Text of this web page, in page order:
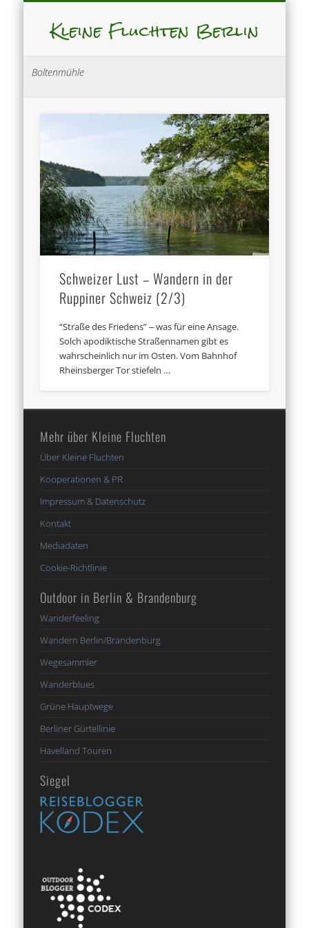
Kleine Fluchten Berlin
Boltenmühle
Schweizer Lust – Wandern in der
Ruppiner Schweiz (2/3)
“Straße des Friedens” ‒ was für eine Ansage.
Solch apodiktische Straßennamen gibt es
wahrscheinlich nur im Osten. Vom Bahnhof
Rheinsberger Tor stiefeln …
Mehr über Kleine Fluchten
Über Kleine Fluchten
Kooperationen & PR
Impressum & Datenschutz
Kontakt
Mediadaten
Cookie-Richtlinie
Outdoor in Berlin & Brandenburg
Wanderfeeling
Wandern Berlin/Brandenburg
Wegesammler
Wanderblues
Grüne Hauptwege
Berliner Gürtellinie
Havelland Touren
Siegel